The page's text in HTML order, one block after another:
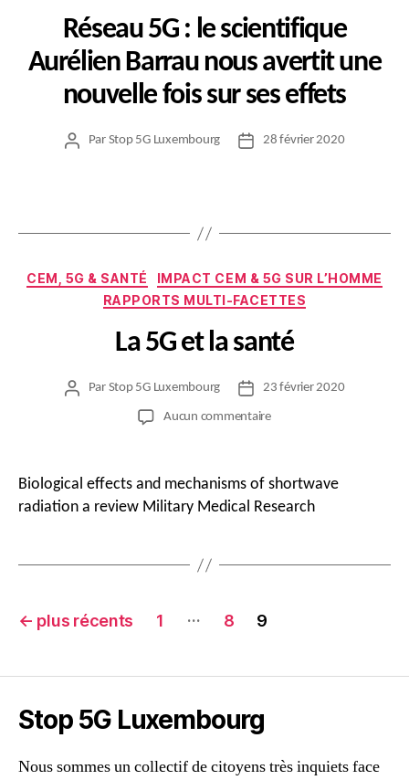
Réseau 5G : le scientifique
Aurélien Barrau nous avertit une
nouvelle fois sur ses effets
Auteur
Par Stop 5G Luxembourg
Date28 février 2020
Catégories
CEM, 5G & SANTÉ
IMPACT CEM & 5G SUR L’HOMME
RAPPORTS MULTI-FACETTES
La 5G et la santé
Auteur
Par Stop 5G Luxembourg
Date
de
23 février 2020
Aucun commentairesur
et
Biological effects and mechanisms of shortwave
radiation a review Military Medical Research
Navigation
articles
← plus récents 1 … 8 9
Stop 5G Luxembourg
Nous sommes un collectif de citoyens très inquiets face